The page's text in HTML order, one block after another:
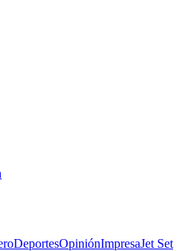
DeportesOpiniónImpresaJet Set